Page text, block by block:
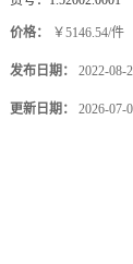
价格： ￥5146.54/件
发布日期： 2022-08-
更新日期： 2026-07-